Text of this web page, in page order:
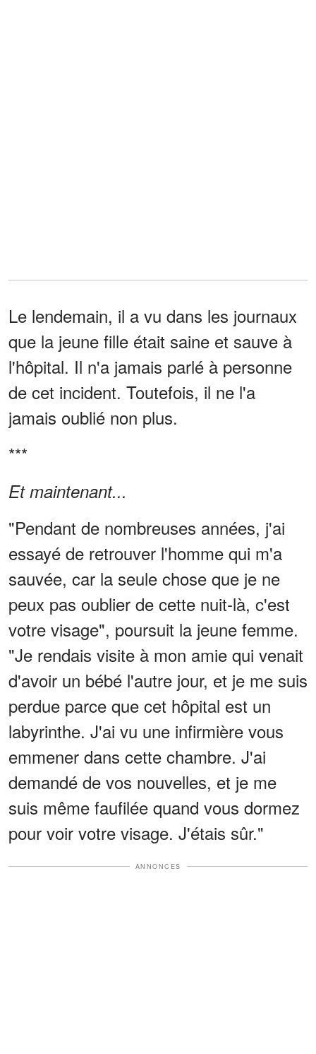
Le lendemain, il a vu dans les journaux
que la jeune fille était saine et sauve à
l'hôpital. Il n'a jamais parlé à personne
de cet incident. Toutefois, il ne l'a
jamais oublié non plus.
***
Et maintenant...
"Pendant de nombreuses années, j'ai
essayé de retrouver l'homme qui m'a
sauvée, car la seule chose que je ne
peux pas oublier de cette nuit-là, c'est
votre visage", poursuit la jeune femme.
"Je rendais visite à mon amie qui venait
d'avoir un bébé l'autre jour, et je me suis
perdue parce que cet hôpital est un
labyrinthe. J'ai vu une infirmière vous
emmener dans cette chambre. J'ai
demandé de vos nouvelles, et je me
suis même faufilée quand vous dormez
pour voir votre visage. J'étais sûr."
ANNONCES